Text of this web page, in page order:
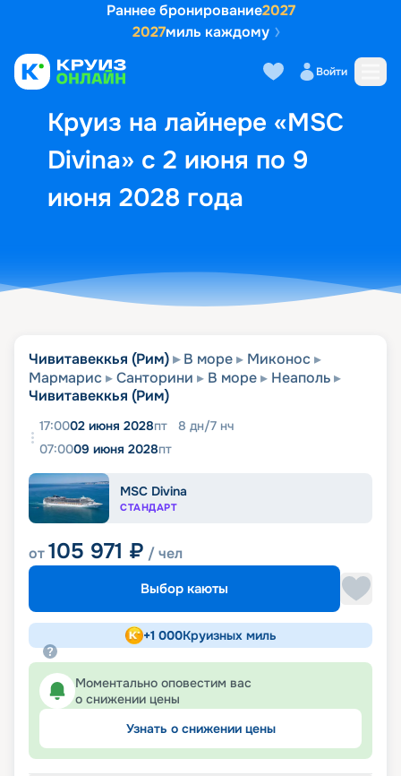
Раннее бронирование2027
2027миль каждому
Войти
Круиз на лайнере «MSC
Divina» с 2 июня по 9
июня 2028 года
Выбор кают Маршрут и
Чивитавеккья (Рим) В море
Миконос
Мармарис
Санторини В море
Неаполь
Чивитавеккья (Рим)
17:0002 июня 2028пт 8 дн/7 нч
07:0009 июня 2028пт
MSC Divina
СТАНДАРТ
от105 971 ₽ / чел
Выбор каюты
+1 000Круизных миль
Моментально оповестим вас
о снижении цены
Узнать о снижении цены